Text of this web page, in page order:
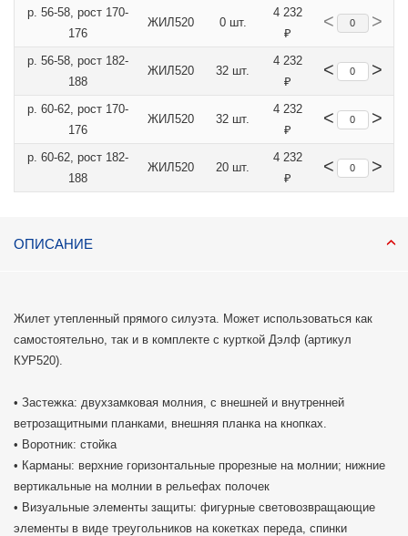
р. 56-58, рост 170-
176
ЖИЛ520 0 шт.
4 232
₽
< >
р. 56-58, рост 182-
188
ЖИЛ520 32 шт.
4 232
₽
< >
р. 60-62, рост 170-
176
ЖИЛ520 32 шт.
4 232
₽
< >
р. 60-62, рост 182-
188
ЖИЛ520 20 шт.
4 232
₽
< >
ОПИСАНИЕ
Жилет утепленный прямого силуэта. Может использоваться как
самостоятельно, так и в комплекте с курткой Дэлф (артикул
КУР520).
• Застежка: двухзамковая молния, с внешней и внутренней
ветрозащитными планками, внешняя планка на кнопках.
• Воротник: стойка
• Карманы: верхние горизонтальные прорезные на молнии; нижние
вертикальные на молнии в рельефах полочек
• Визуальные элементы защиты: фигурные световозвращающие
элементы в виде треугольников на кокетках переда, спинки